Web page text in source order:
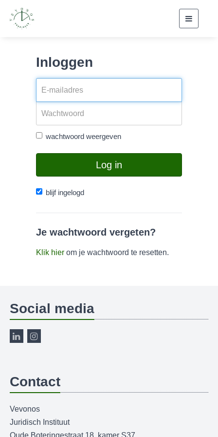
Inloggen
wachtwoord weergeven
Log in
blijf ingelogd
Je wachtwoord vergeten?
Klik hier om je wachtwoord te resetten.
Social media
Contact
Vevonos
Juridisch Instituut
Oude Boteringestraat 18, kamer S37